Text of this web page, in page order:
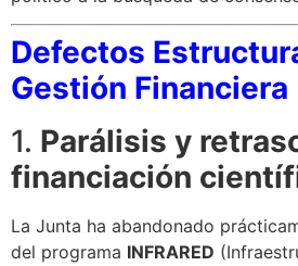
Defectos
Gestión Financiera
1. Parálisis y
financiación
La Junta ha abandonado
del programa INFRARED